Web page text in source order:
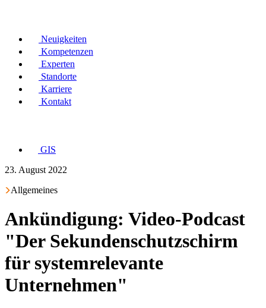
Neuigkeiten
Kompetenzen
Experten
Standorte
Karriere
Kontakt
GIS
23. August 2022
Allgemeines
Ankündigung: Video-Podcast
"Der Sekundenschutzschirm
für systemrelevante
Unternehmen"